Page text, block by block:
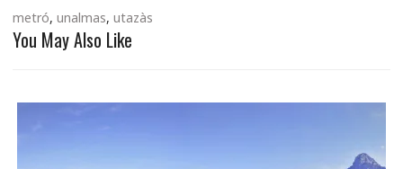
metró, unalmas, utazàs
You May Also Like